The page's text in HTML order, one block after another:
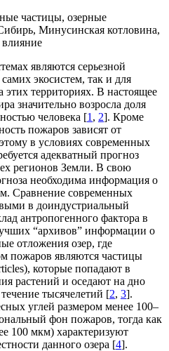
частицы, озерные
Минусинская котловина,
влияние
являются серьезной
экосистем, так и для
территориях. В настоящее
значительно возросла доля
человека [1 , 2]. Кроме
пожаров зависят от
в условиях современных
адекватный прогноз
регионов Земли. В свою
необходима информация о
Сравнение современных
в доиндустриальный
антропогенного фактора в
“архивов” информации о
отложения озер, где
пожаров являются частицы
которые попадают в
растений и оседают на дно
тысячелетий [2, 3].
углей размером менее 100–
фон пожаров, тогда как
100 мкм) характеризуют
данного озера [4].